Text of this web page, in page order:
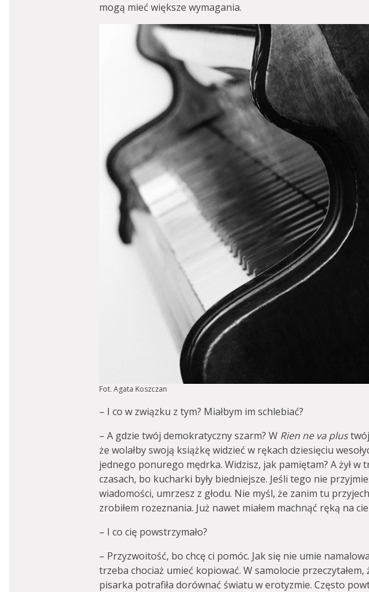
mogą mieć większe wymagania.
Fot. Agata Koszczan
– I co w związku z tym? Miałbym im schlebiać?
– A gdzie twój demokratyczny szarm? W Rien ne va plustwój
że wolałby swoją książkę widzieć w rękach dziesięciu
jednego ponurego mędrka. Widzisz, jak pamiętam? A żył w
czasach, bo kucharki były biedniejsze. Jeśli tego nie
wiadomości, umrzesz z głodu. Nie myśl, że zanim tu
zrobiłem rozeznania. Już nawet miałem machnąć ręką na
– I co cię powstrzymało?
– Przyzwoitość, bo chcę ci pomóc. Jak się nie umie
trzeba chociaż umieć kopiować. W samolocie przeczytałem,
pisarka potrafiła dorównać światu w erotyzmie. Często